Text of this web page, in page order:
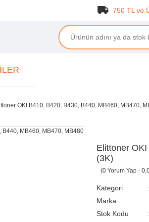
750 TL ve
OKI B410, B420, B430, B440, MB460, MB470,
Elittoner
(3K)
(0 Yorum Yap -
Kategori
Marka
Stok Kodu